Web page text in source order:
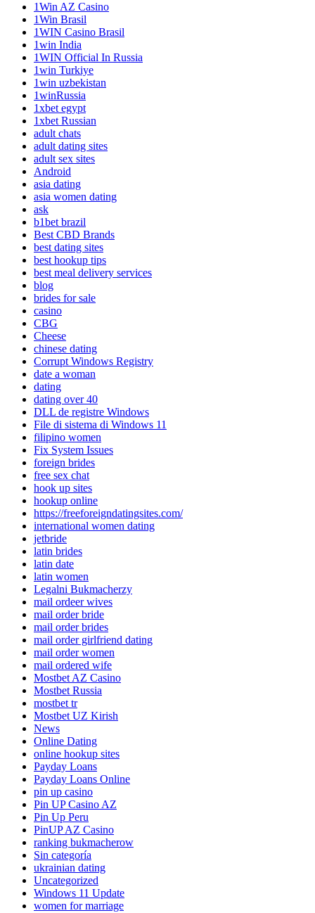
1Win AZ Casino
1Win Brasil
1WIN Casino Brasil
1win India
1WIN Official In Russia
1win Turkiye
1win uzbekistan
1winRussia
1xbet egypt
1xbet Russian
adult chats
adult dating sites
adult sex sites
Android
asia dating
asia women dating
ask
b1bet brazil
Best CBD Brands
best dating sites
best hookup tips
best meal delivery services
blog
brides for sale
casino
CBG
Cheese
chinese dating
Corrupt Windows Registry
date a woman
dating
dating over 40
DLL de registre Windows
File di sistema di Windows 11
filipino women
Fix System Issues
foreign brides
free sex chat
hook up sites
hookup online
https://freeforeigndatingsites.com/
international women dating
jetbride
latin brides
latin date
latin women
Legalni Bukmacherzy
mail ordeer wives
mail order bride
mail order brides
mail order girlfriend dating
mail order women
mail ordered wife
Mostbet AZ Casino
Mostbet Russia
mostbet tr
Mostbet UZ Kirish
News
Online Dating
online hookup sites
Payday Loans
Payday Loans Online
pin up casino
Pin UP Casino AZ
Pin Up Peru
PinUP AZ Casino
ranking bukmacherow
Sin categoría
ukrainian dating
Uncategorized
Windows 11 Update
women for marriage